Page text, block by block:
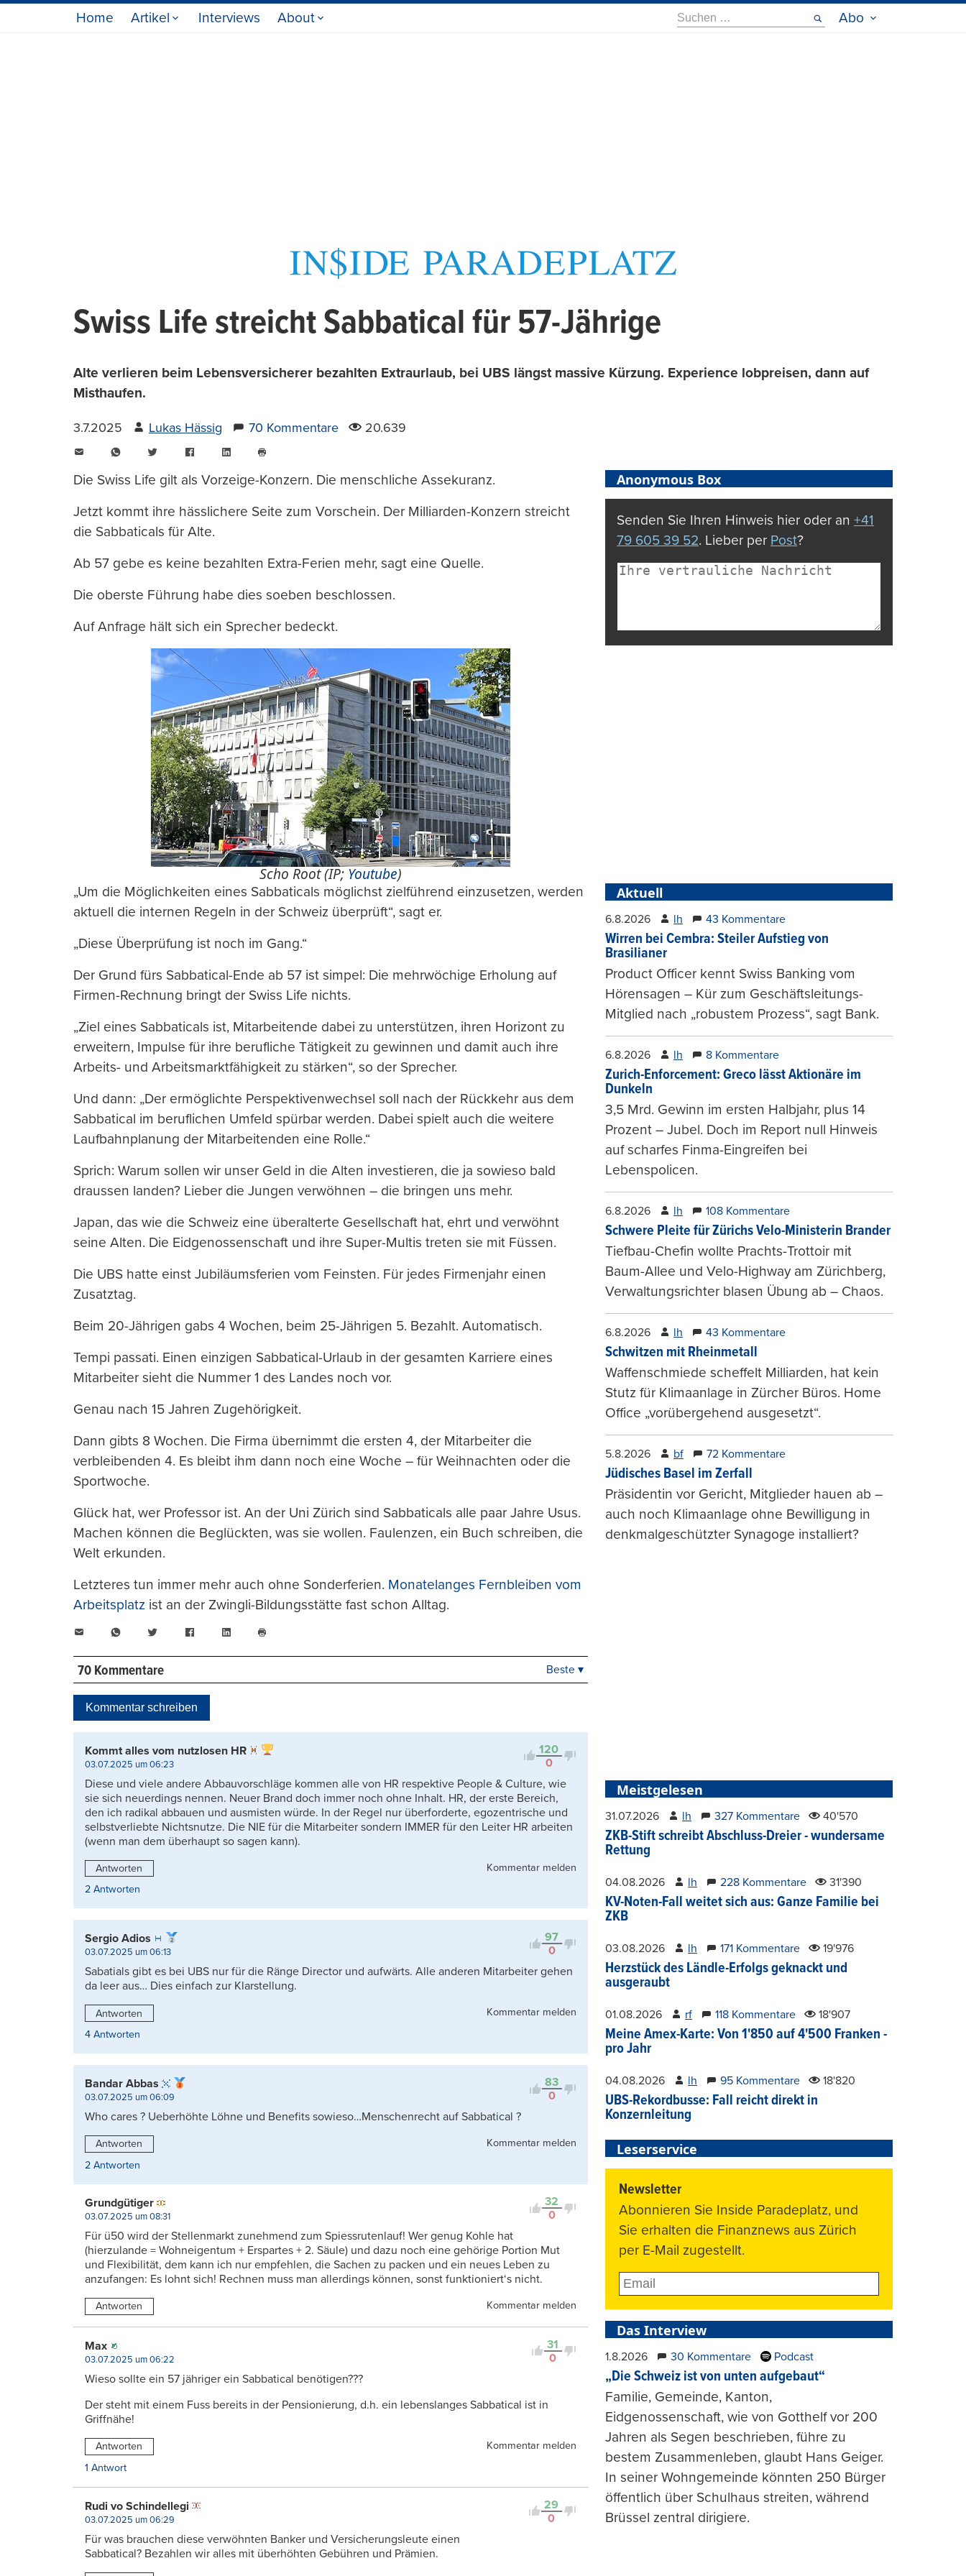
Home Artikel Interviews About
Suche
nach:
Abo
Swiss Life streicht Sabbatical für 57-Jährige
Alte verlieren beim Lebensversicherer bezahlten Extraurlaub, bei UBS längst massive Kürzung. Experience lobpreisen, dann auf
Misthaufen.
3.7.2025 Lukas Hässig 70 Kommentare 20.639
WhatsAppTwitter FacebookLinkedIn
drucken
Die Swiss Life gilt als Vorzeige-Konzern. Die menschliche Assekuranz.
Jetzt kommt ihre hässlichere Seite zum Vorschein. Der Milliarden-Konzern streicht
die Sabbaticals für Alte.
Ab 57 gebe es keine bezahlten Extra-Ferien mehr, sagt eine Quelle.
Die oberste Führung habe dies soeben beschlossen.
Auf Anfrage hält sich ein Sprecher bedeckt.
Scho Root (IP; Youtube)
„Um die Möglichkeiten eines Sabbaticals möglichst zielführend einzusetzen, werden
aktuell die internen Regeln in der Schweiz überprüft“, sagt er.
„Diese Überprüfung ist noch im Gang.“
Der Grund fürs Sabbatical-Ende ab 57 ist simpel: Die mehrwöchige Erholung auf
Firmen-Rechnung bringt der Swiss Life nichts.
„Ziel eines Sabbaticals ist, Mitarbeitende dabei zu unterstützen, ihren Horizont zu
erweitern, Impulse für ihre berufliche Tätigkeit zu gewinnen und damit auch ihre
Arbeits- und Arbeitsmarktfähigkeit zu stärken“, so der Sprecher.
Und dann: „Der ermöglichte Perspektivenwechsel soll nach der Rückkehr aus dem
Sabbatical im beruflichen Umfeld spürbar werden. Dabei spielt auch die weitere
Laufbahnplanung der Mitarbeitenden eine Rolle.“
Sprich: Warum sollen wir unser Geld in die Alten investieren, die ja sowieso bald
draussen landen? Lieber die Jungen verwöhnen – die bringen uns mehr.
Japan, das wie die Schweiz eine überalterte Gesellschaft hat, ehrt und verwöhnt
seine Alten. Die Eidgenossenschaft und ihre Super-Multis treten sie mit Füssen.
Die UBS hatte einst Jubiläumsferien vom Feinsten. Für jedes Firmenjahr einen
Zusatztag.
Beim 20-Jährigen gabs 4 Wochen, beim 25-Jährigen 5. Bezahlt. Automatisch.
Tempi passati. Einen einzigen Sabbatical-Urlaub in der gesamten Karriere eines
Mitarbeiter sieht die Nummer 1 des Landes noch vor.
Genau nach 15 Jahren Zugehörigkeit.
Dann gibts 8 Wochen. Die Firma übernimmt die ersten 4, der Mitarbeiter die
verbleibenden 4. Es bleibt ihm dann noch eine Woche – für Weihnachten oder die
Sportwoche.
Glück hat, wer Professor ist. An der Uni Zürich sind Sabbaticals alle paar Jahre Usus.
Machen können die Beglückten, was sie wollen. Faulenzen, ein Buch schreiben, die
Welt erkunden.
Letzteres tun immer mehr auch ohne Sonderferien. Monatelanges Fernbleiben vom
Arbeitsplatz ist an der Zwingli-Bildungsstätte fast schon Alltag.
WhatsAppTwitter FacebookLinkedIn
drucken
70 Kommentare
Kontrovers
Beste ▾
Kommentar schreiben
120
0
Kommt alles vom nutzlosen HR
03.07.2025 um 06:23
Diese und viele andere Abbauvorschläge kommen alle von HR respektive People & Culture, wie
sie sich neuerdings nennen. Neuer Brand doch immer noch ohne Inhalt. HR, der erste Bereich,
den ich radikal abbauen und ausmisten würde. In der Regel nur überforderte, egozentrische und
selbstverliebte Nichtsnutze. Die NIE für die Mitarbeiter sondern IMMER für den Leiter HR arbeiten
(wenn man dem überhaupt so sagen kann).
Antworten
Kommentar melden
2 Antworten
97
0
Sergio Adios
03.07.2025 um 06:13
Sabatials gibt es bei UBS nur für die Ränge Director und aufwärts. Alle anderen Mitarbeiter gehen
da leer aus… Dies einfach zur Klarstellung.
Antworten
Kommentar melden
4 Antworten
83
0
Bandar Abbas
03.07.2025 um 06:09
Who cares ? Ueberhöhte Löhne und Benefits sowieso…Menschenrecht auf Sabbatical ?
Antworten
Kommentar melden
2 Antworten
32
0
Grundgütiger
03.07.2025 um 08:31
Für ü50 wird der Stellenmarkt zunehmend zum Spiessrutenlauf! Wer genug Kohle hat
(hierzulande = Wohneigentum + Erspartes + 2. Säule) und dazu noch eine gehörige Portion Mut
und Flexibilität, dem kann ich nur empfehlen, die Sachen zu packen und ein neues Leben zu
anzufangen: Es lohnt sich! Rechnen muss man allerdings können, sonst funktioniert‘s nicht.
Antworten Kommentar melden
31
0
Max
03.07.2025 um 06:22
Wieso sollte ein 57 jähriger ein Sabbatical benötigen???
Der steht mit einem Fuss bereits in der Pensionierung, d.h. ein lebenslanges Sabbatical ist in
Griffnähe!
Antworten
Kommentar melden
1 Antwort
29
0
Rudi vo Schindellegi
03.07.2025 um 06:29
Für was brauchen diese verwöhnten Banker und Versicherungsleute einen
Sabbatical? Bezahlen wir alles mit überhöhten Gebühren und Prämien.
Anonymous Box
Senden Sie Ihren Hinweis hier oder an +41
79 605 39 52. Lieber per Post?
Aktuell
6.8.2026 lh 43 Kommentare
Wirren bei Cembra: Steiler Aufstieg von
Brasilianer
Product Officer kennt Swiss Banking vom
Hörensagen – Kür zum Geschäftsleitungs-
Mitglied nach „robustem Prozess“, sagt Bank.
6.8.2026 lh 8 Kommentare
Zurich-Enforcement: Greco lässt Aktionäre im
Dunkeln
3,5 Mrd. Gewinn im ersten Halbjahr, plus 14
Prozent – Jubel. Doch im Report null Hinweis
auf scharfes Finma-Eingreifen bei
Lebenspolicen.
6.8.2026 lh 108 Kommentare
Schwere Pleite für Zürichs Velo-Ministerin Brander
Tiefbau-Chefin wollte Prachts-Trottoir mit
Baum-Allee und Velo-Highway am Zürichberg,
Verwaltungsrichter blasen Übung ab – Chaos.
6.8.2026 lh 43 Kommentare
Schwitzen mit Rheinmetall
Waffenschmiede scheffelt Milliarden, hat kein
Stutz für Klimaanlage in Zürcher Büros. Home
Office „vorübergehend ausgesetzt“.
5.8.2026 bf 72 Kommentare
Jüdisches Basel im Zerfall
Präsidentin vor Gericht, Mitglieder hauen ab –
auch noch Klimaanlage ohne Bewilligung in
denkmalgeschützter Synagoge installiert?
Meistgelesen
31.07.2026 lh 327 Kommentare 40'570
ZKB-Stift schreibt Abschluss-Dreier - wundersame
Rettung
04.08.2026 lh 228 Kommentare 31'390
KV-Noten-Fall weitet sich aus: Ganze Familie bei
ZKB
03.08.2026 lh 171 Kommentare 19'976
Herzstück des Ländle-Erfolgs geknackt und
ausgeraubt
01.08.2026 rf 118 Kommentare 18'907
Meine Amex-Karte: Von 1'850 auf 4'500 Franken -
pro Jahr
04.08.2026 lh 95 Kommentare 18'820
UBS-Rekordbusse: Fall reicht direkt in
Konzernleitung
Leserservice
Newsletter
Abonnieren Sie Inside Paradeplatz, und
Sie erhalten die Finanznews aus Zürich
per E-Mail zugestellt.
Das Interview
1.8.2026 30 Kommentare Podcast
„Die Schweiz ist von unten aufgebaut“
Familie, Gemeinde, Kanton,
Eidgenossenschaft, wie von Gotthelf vor 200
Jahren als Segen beschrieben, führe zu
bestem Zusammenleben, glaubt Hans Geiger.
In seiner Wohngemeinde könnten 250 Bürger
öffentlich über Schulhaus streiten, während
Brüssel zentral dirigiere.